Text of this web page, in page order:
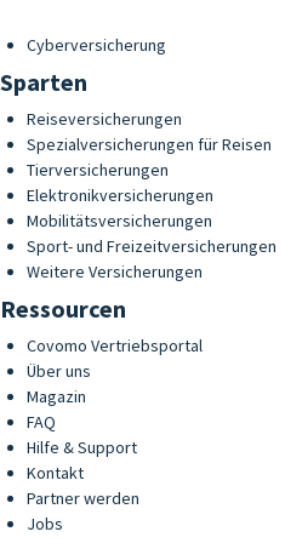
Cyberversicherung
Sparten
Reiseversicherungen
Spezialversicherungen für Reisen
Tierversicherungen
Elektronikversicherungen
Mobilitätsversicherungen
Sport- und Freizeitversicherungen
Weitere Versicherungen
Ressourcen
Covomo Vertriebsportal
Über uns
Magazin
FAQ
Hilfe & Support
Kontakt
Partner werden
Jobs